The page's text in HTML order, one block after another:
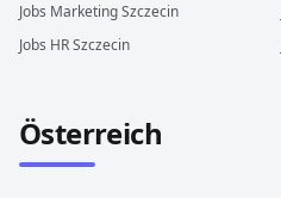
Jobs MarketingSzczecin
Jobs HRSzczecin
Österreich